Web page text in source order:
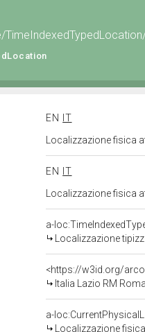
EN
IT
Localizzazione fisica
EN
IT
Localizzazione fisica
a-
Localizzazione
<https://w3id.org/
Italia Lazio RM
a-
Localizzazione